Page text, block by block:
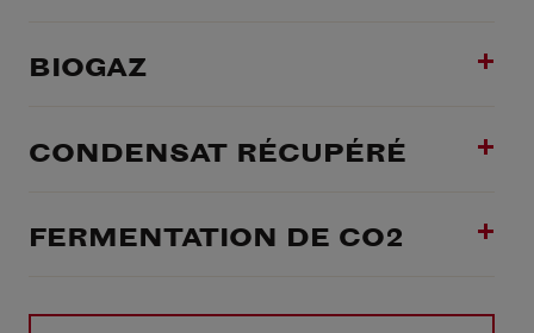
BIOGAZ
CONDENSAT RÉCUPÉRÉ
FERMENTATION DE CO2